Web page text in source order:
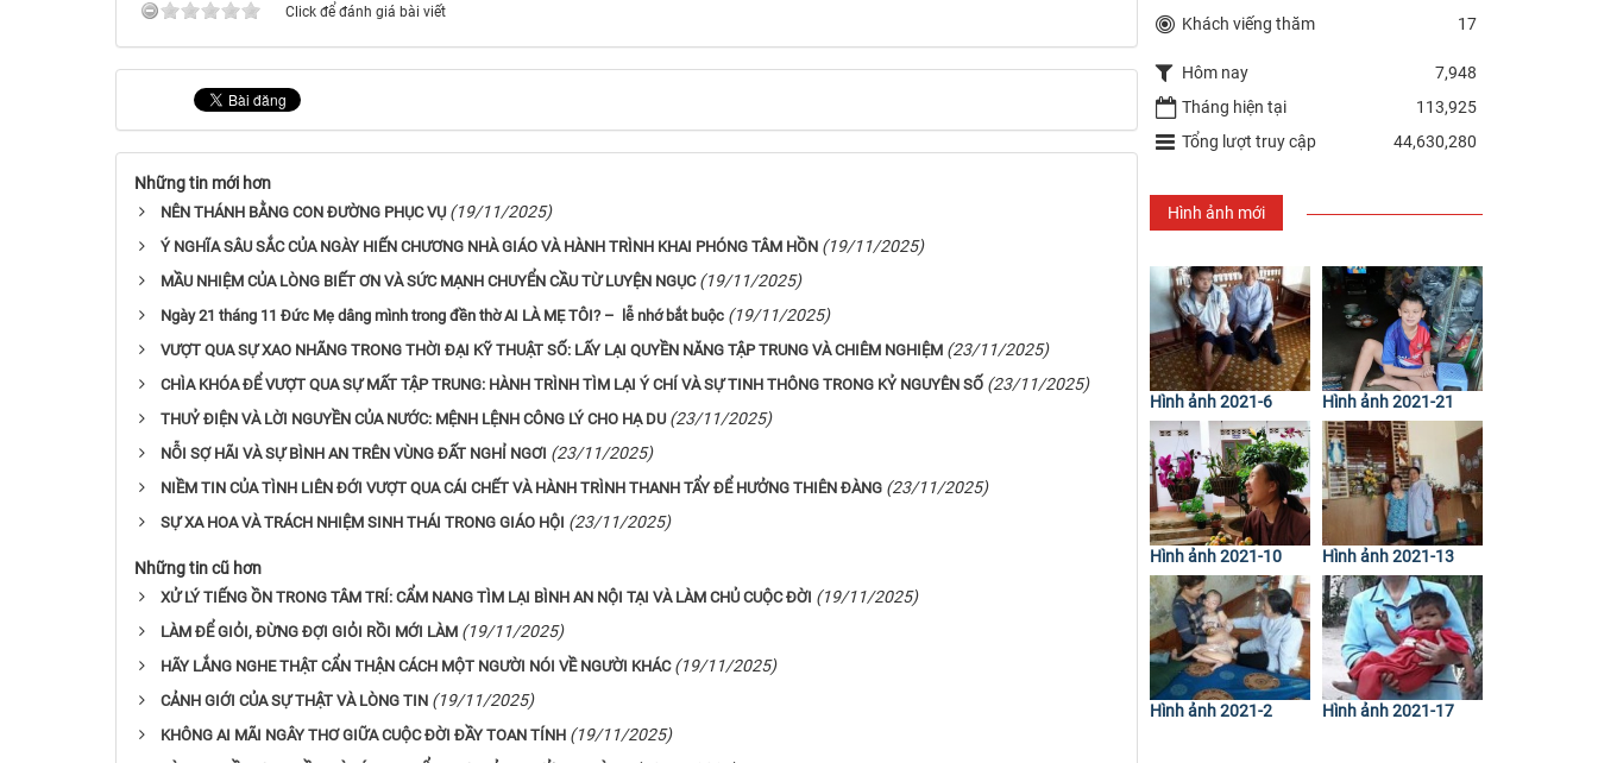
Click để đánh giá bài viết
Những tin mới hơn
NÊN THÁNH BẰNG CON ĐƯỜNG PHỤC VỤ (19/11/2025)
Ý NGHĨA SÂU SẮC CỦA NGÀY HIẾN CHƯƠNG NHÀ GIÁO VÀ HÀNH TRÌNH KHAI PHÓNG TÂM HỒN (19/11/2025)
MẦU NHIỆM CỦA LÒNG BIẾT ƠN VÀ SỨC MẠNH CHUYỂN CẦU TỪ LUYỆN NGỤC (19/11/2025)
Ngày 21 tháng 11 Đức Mẹ dâng mình trong đền thờ AI LÀ MẸ TÔI? – lễ nhớ bắt buộc (19/11/2025)
VƯỢT QUA SỰ XAO NHÃNG TRONG THỜI ĐẠI KỸ THUẬT SỐ: LẤY LẠI QUYỀN NĂNG TẬP TRUNG VÀ CHIÊM NGHIỆM (23/11/2025)
CHÌA KHÓA ĐỂ VƯỢT QUA SỰ MẤT TẬP TRUNG: HÀNH TRÌNH TÌM LẠI Ý CHÍ VÀ SỰ TINH THÔNG TRONG KỶ NGUYÊN SỐ (23/11/2025)
THUỶ ĐIỆN VÀ LỜI NGUYỀN CỦA NƯỚC: MỆNH LỆNH CÔNG LÝ CHO HẠ DU (23/11/2025)
NỖI SỢ HÃI VÀ SỰ BÌNH AN TRÊN VÙNG ĐẤT NGHỈ NGƠI (23/11/2025)
NIỀM TIN CỦA TÌNH LIÊN ĐỚI VƯỢT QUA CÁI CHẾT VÀ HÀNH TRÌNH THANH TẨY ĐỂ HƯỞNG THIÊN ĐÀNG (23/11/2025)
SỰ XA HOA VÀ TRÁCH NHIỆM SINH THÁI TRONG GIÁO HỘI (23/11/2025)
Những tin cũ hơn
XỬ LÝ TIẾNG ỒN TRONG TÂM TRÍ: CẨM NANG TÌM LẠI BÌNH AN NỘI TẠI VÀ LÀM CHỦ CUỘC ĐỜI (19/11/2025)
LÀM ĐỂ GIỎI, ĐỪNG ĐỢI GIỎI RỒI MỚI LÀM (19/11/2025)
HÃY LẮNG NGHE THẬT CẨN THẬN CÁCH MỘT NGƯỜI NÓI VỀ NGƯỜI KHÁC (19/11/2025)
CẢNH GIỚI CỦA SỰ THẬT VÀ LÒNG TIN (19/11/2025)
KHÔNG AI MÃI NGÂY THƠ GIỮA CUỘC ĐỜI ĐẦY TOAN TÍNH (19/11/2025)
Khách viếng thăm
17
Hôm nay
7,948
Tháng hiện tại
113,925
Tổng lượt truy cập
44,630,280
Hình ảnh mới
Hình ảnh 2021-6 Hình ảnh 2021-21
Hình ảnh 2021-10 Hình ảnh 2021-13
Hình ảnh 2021-2 Hình ảnh 2021-17